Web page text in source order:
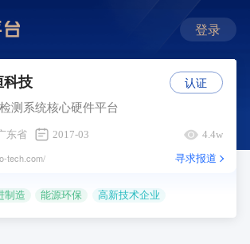
登录
科技
测系统核心硬件平台
东省 2017-03 4.4w
tech.com/ 寻求报道
制造 能源环保 高新技术企业
认证